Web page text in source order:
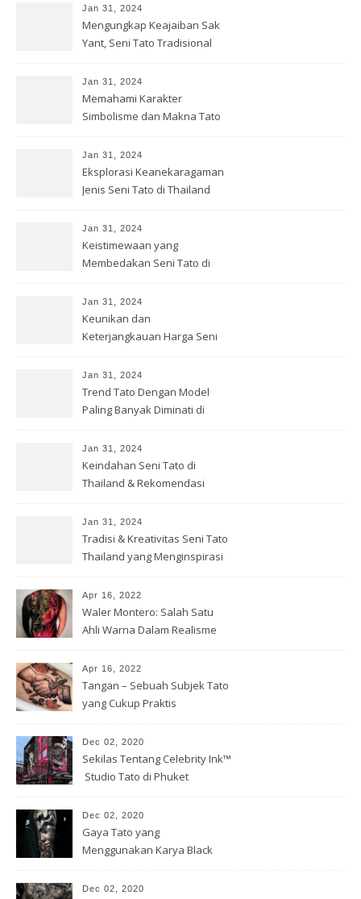
Jan 31, 2024
Mengungkap Keajaiban Sak
Yant, Seni Tato Tradisional
Jan 31, 2024
Memahami Karakter
Simbolisme dan Makna Tato
Jan 31, 2024
Eksplorasi Keanekaragaman
Jenis Seni Tato di Thailand
Jan 31, 2024
Keistimewaan yang
Membedakan Seni Tato di
Jan 31, 2024
Keunikan dan
Keterjangkauan Harga Seni
Jan 31, 2024
Trend Tato Dengan Model
Paling Banyak Diminati di
Jan 31, 2024
Keindahan Seni Tato di
Thailand & Rekomendasi
Jan 31, 2024
Tradisi & Kreativitas Seni Tato
Thailand yang Menginspirasi
Apr 16, 2022
Waler Montero: Salah Satu
Ahli Warna Dalam Realisme
Apr 16, 2022
Tangan – Sebuah Subjek Tato
yang Cukup Praktis
Dec 02, 2020
Sekilas Tentang Celebrity Ink™
️ Studio Tato di Phuket
Dec 02, 2020
Gaya Tato yang
Menggunakan Karya Black
Dec 02, 2020